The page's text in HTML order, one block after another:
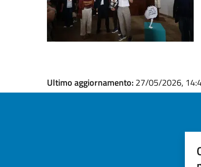
Ultimo aggiornamento:27/05/2026,